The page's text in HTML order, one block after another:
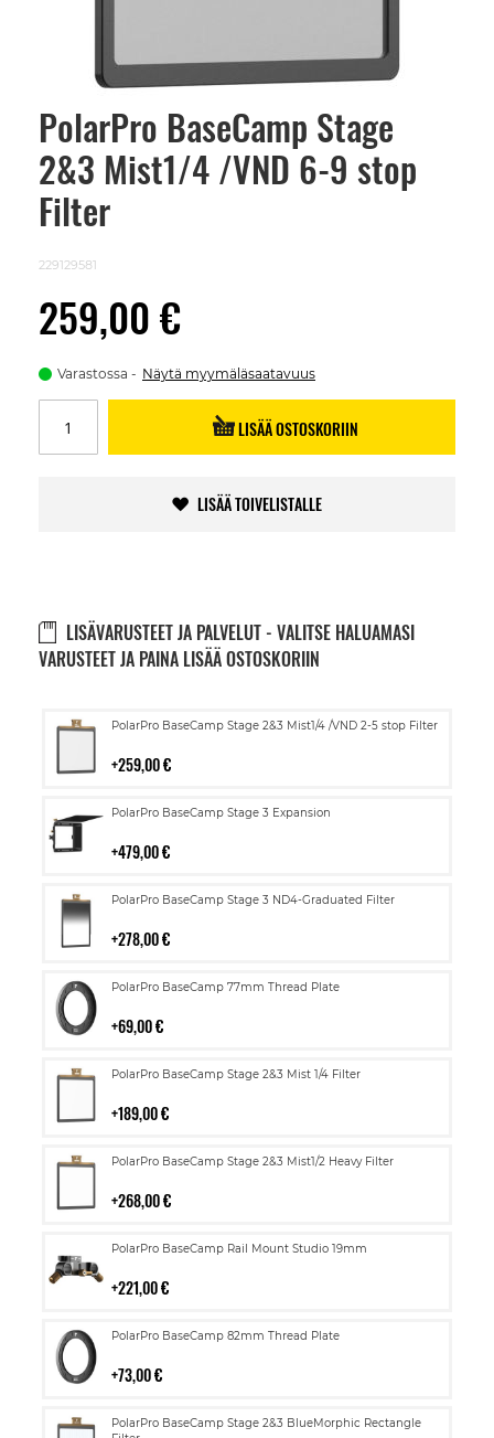
PolarPro BaseCamp Stage
2&3 Mist1/4 /VND 6-9 stop
Filter
229129581
259,00 €
Varastossa Näytä myymäläsaatavuus
LISÄÄ OSTOSKORIIN
LISÄÄ TOIVELISTALLE
LISÄVARUSTEET JA PALVELUT - VALITSE HALUAMASI
VARUSTEET JA PAINA LISÄÄ OSTOSKORIIN
PolarPro BaseCamp Stage 2&3 Mist1/4 /VND 2-5 stop Filter
259,00 €
Lisää
PolarPro BaseCamp Stage 3 Expansion
479,00 €
Lisää
PolarPro BaseCamp Stage 3 ND4-Graduated Filter
278,00 €
Lisää
PolarPro BaseCamp 77mm Thread Plate
69,00 €
Lisää
PolarPro BaseCamp Stage 2&3 Mist 1/4 Filter
189,00 €
Lisää
PolarPro BaseCamp Stage 2&3 Mist1/2 Heavy Filter
268,00 €
Lisää
PolarPro BaseCamp Rail Mount Studio 19mm
221,00 €
Lisää
PolarPro BaseCamp 82mm Thread Plate
73,00 €
Lisää
PolarPro BaseCamp Stage 2&3 BlueMorphic Rectangle
Lisää
Skip
beginning
images